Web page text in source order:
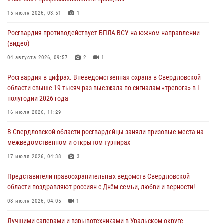
03 августа 2026, 07:43
Росгвардия приняла участие в межведомственном
антитеррористическом учении в Свердловской области
31 июля 2026, 12:27 1
Росгвардия обеспечивает безопасность граждан на южном
направлении
31 июля 2026, 06:56
рассказал об итогах работы подразделения в эфире телекомпании
«Телекон»
30 июля 2026, 11:33 1
15 июля 2026, 03:51 1
Росгвардия противодействует БПЛА ВСУ на южном направлении
(видео)
04 августа 2026, 09:57 2 1
Росгвардия в цифрах. Вневедомственная охрана в Свердловской
области свыше 19 тысяч раз выезжала по сигналам «тревога» в I
полугодии 2026 года
16 июля 2026, 11:29
В Свердловской области росгвардейцы заняли призовые места на
межведомственном и открытом турнирах
17 июля 2026, 04:38 3
Представители правоохранительных ведомств Свердловской
области поздравляют россиян с Днём семьи, любви и верности!
08 июля 2026, 04:05 1
Лучшими саперами и взрывотехниками в Уральском округе